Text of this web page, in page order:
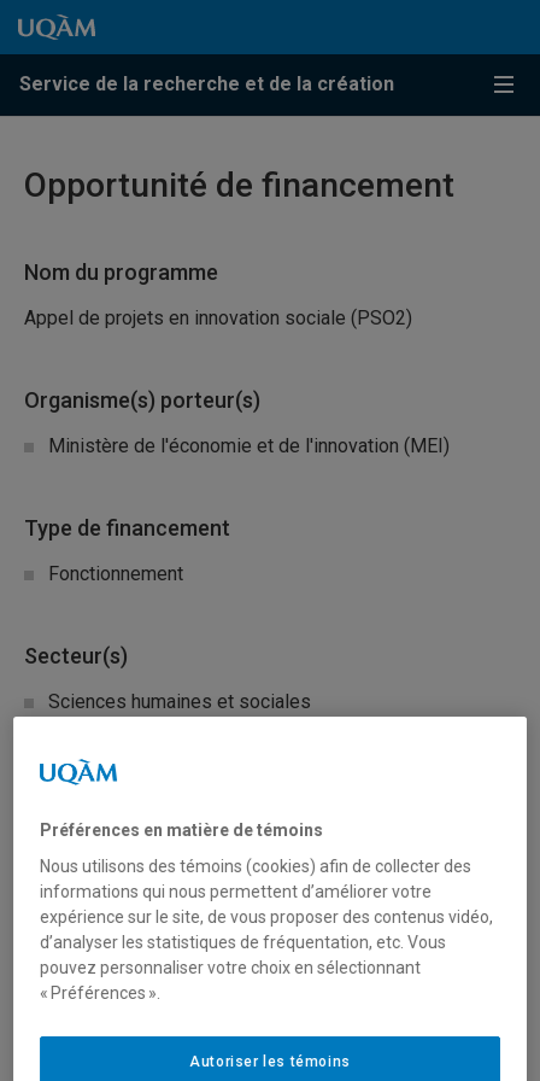
Passer au contenu
Accéder au menu principal
Accéder à la recherche
Passer au contenu
Accéder au menu principal
Service de la recherche et de la création
Menu
Opportunité de financement
Nom du programme
Appel de projets en innovation sociale (PSO2)
Organisme(s) porteur(s)
Ministère de l'économie et de l'innovation (MEI)
Type de financement
Fonctionnement
Secteur(s)
Sciences humaines et sociales
Description du programme
Le PSO a pour but de consolider le système d’innovation
québécois et ses composantes, d’augmenter la
compétitivité des entreprises et de la société par
l’innovation ainsi que de favoriser l’utilisation optimale ou
concertée des résultats de la recherche sur les plans
économique, social, environnemental et culturel.
Préférences en matière de témoins
Nous utilisons des témoins (cookies) afin de collecter des
informations qui nous permettent d’améliorer votre
expérience sur le site, de vous proposer des contenus vidéo,
d’analyser les statistiques de fréquentation, etc. Vous
pouvez personnaliser votre choix en sélectionnant
« Préférences ».
Autoriser les témoins